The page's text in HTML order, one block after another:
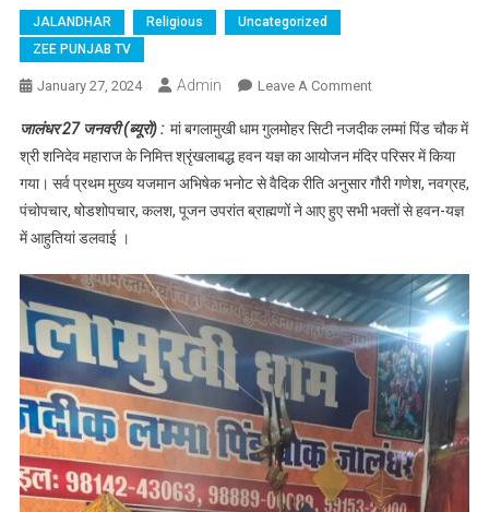
JALANDHAR Religious
Uncategorized
ZEE PUNJAB TV
January 27, 2024 Admin Leave A CommentOn अच्छा संग और
आपके चरित्र को
उज्जवल कर देगा-
नवजीत भारद्वाज
जालंधर 27 जनवरी (ब्यूरो) : मां बगलामुखी धाम गुलमोहर सिटी नजदीक लम्मां पिंड चौक में
श्री शनिदेव महाराज के निमित्त श्रृंखलाबद्ध हवन यज्ञ का आयोजन मंदिर परिसर में किया
गया। सर्व प्रथम मुख्य यजमान अभिषेक भनोट से वैदिक रीति अनुसार गौरी गणेश, नवग्रह,
पंचोपचार, षोडशोपचार, कलश, पूजन उपरांत ब्राह्मणों ने आए हुए सभी भक्तों से हवन-यज्ञ
में आहुतियां डलवाई ।